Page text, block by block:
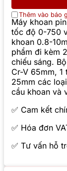
Thêm vào báo
Máy khoan
tốc độ 0-750
khoan 0.8-
phẩm đi kèm
chiếu sáng.
Cr-V 65mm, 1
25mm các
cầu khoan và
✅ Cam kết
✅ Hóa đơn
✅ Tư vấn hỗ